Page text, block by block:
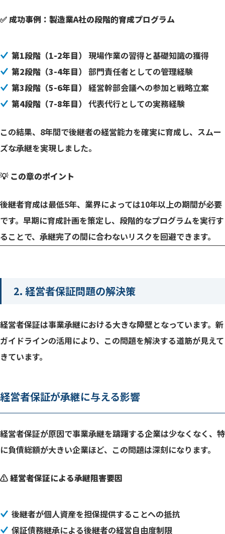
✅ 成功事例：製造業A社の段階的育成プログラム
第1段階（1-2年目） 現場作業の習得と基礎知識の獲得
第2段階（3-4年目） 部門責任者としての管理経験
第3段階（5-6年目） 経営幹部会議への参加と戦略立案
第4段階（7-8年目） 代表代行としての実務経験
この結果、8年間で後継者の経営能力を確実に育成し、スムー
ズな承継を実現しました。
💡 この章のポイント
後継者育成は最低5年、業界によっては10年以上の期間が必要
です。早期に育成計画を策定し、段階的なプログラムを実行す
ることで、承継完了の間に合わないリスクを回避できます。
2. 経営者保証問題の解決策
経営者保証は事業承継における大きな障壁となっています。新
ガイドラインの活用により、この問題を解決する道筋が見えて
きています。
経営者保証が承継に与える影響
経営者保証が原因で事業承継を躊躇する企業は少なくなく、特
に負債総額が大きい企業ほど、この問題は深刻になります。
⚠️ 経営者保証による承継阻害要因
後継者が個人資産を担保提供することへの抵抗
保証債務継承による後継者の経営自由度制限